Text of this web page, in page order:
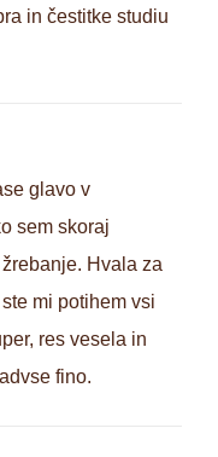
in čestitke studiu
glavo v
sem skoraj
Hvala za
mi potihem vsi
res vesela in
fino.